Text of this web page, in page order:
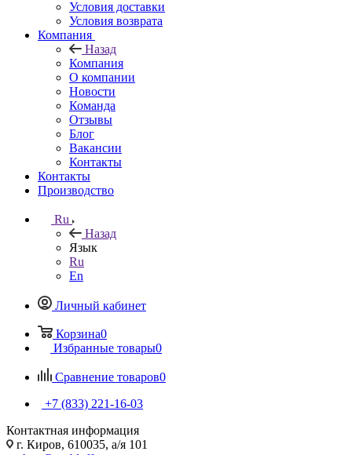
Условия доставки
Условия возврата
Компания
Назад
Компания
О компании
Новости
Команда
Отзывы
Блог
Вакансии
Контакты
Контакты
Производство
Ru
Назад
Язык
Ru
En
Личный кабинет
Корзина0
Избранные товары0
Сравнение товаров0
+7 (833) 221-16-03
Контактная информация
г. Киров, 610035, а/я 101